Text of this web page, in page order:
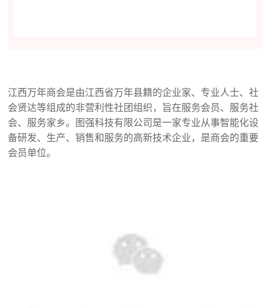
江西万年商会是由江西省万年县籍的企业家、专业人士、社
会贤达等组成的非营利性社团组织，旨在服务会员、服务社
会、服务家乡。图强科技有限公司是一家专业从事智能化设
备研发、生产、销售和服务的高新技术企业，是商会的重要
会员单位。